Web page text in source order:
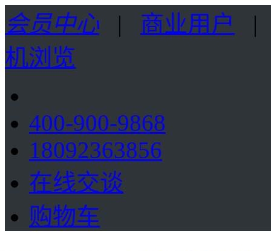
会员中心 | 商业用户
机浏览
400-900-9868
18092363856
在线交谈
购物车